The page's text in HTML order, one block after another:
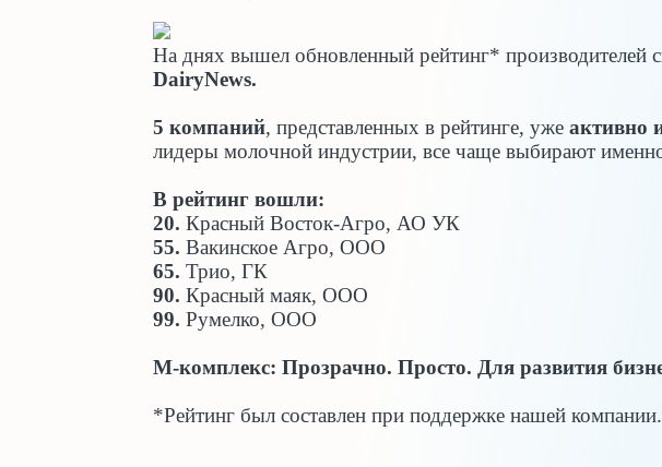
На днях вышел обновленный рейтинг* производителей
DairyNews.
5 компаний, представленных в рейтинге, ужеактивно
лидеры молочной индустрии, все чаще выбирают
В рейтинг вошли:
20. Красный Восток-Агро, АО УК
55. Вакинское Агро, ООО
65. Трио, ГК
90.Красный маяк, ООО
99. Румелко, ООО
М-комплекс: Прозрачно. Просто. Для развития
*Рейтинг был составлен при поддержке нашей компании.